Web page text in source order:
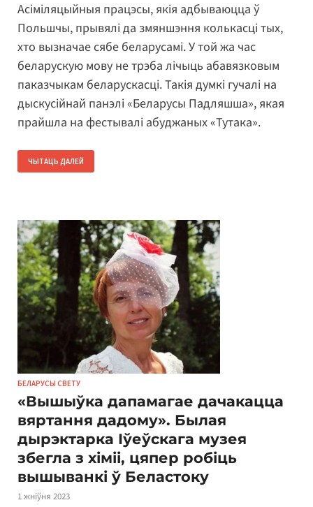
Асіміляцыйныя працэсы, якія адбываюцца ў
Польшчы, прывялі да змяншэння колькасці тых,
хто вызначае сябе беларусамі. У той жа час
беларускую мову не трэба лічыць абавязковым
паказчыкам беларускасці. Такія думкі гучалі на
дыскусійнай панэлі «Беларусы Падляшша», якая
прайшла на фестывалі абуджаных «Тутака».
ЧЫТАЦЬ ДАЛЕЙ
БЕЛАРУСЫ СВЕТУ
«Вышыўка дапамагае дачакацца
вяртання дадому». Былая
дырэктарка Іўеўскага музея
збегла з хіміі, цяпер робіць
вышыванкі ў Беластоку
1 жніўня 2023